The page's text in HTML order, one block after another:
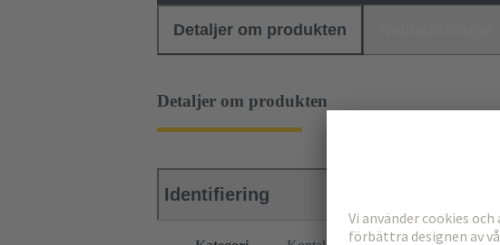
Detaljer om produkten
Detaljer om produkten
Identifiering